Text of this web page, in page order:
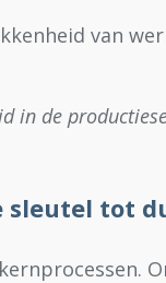
van
in de
tot